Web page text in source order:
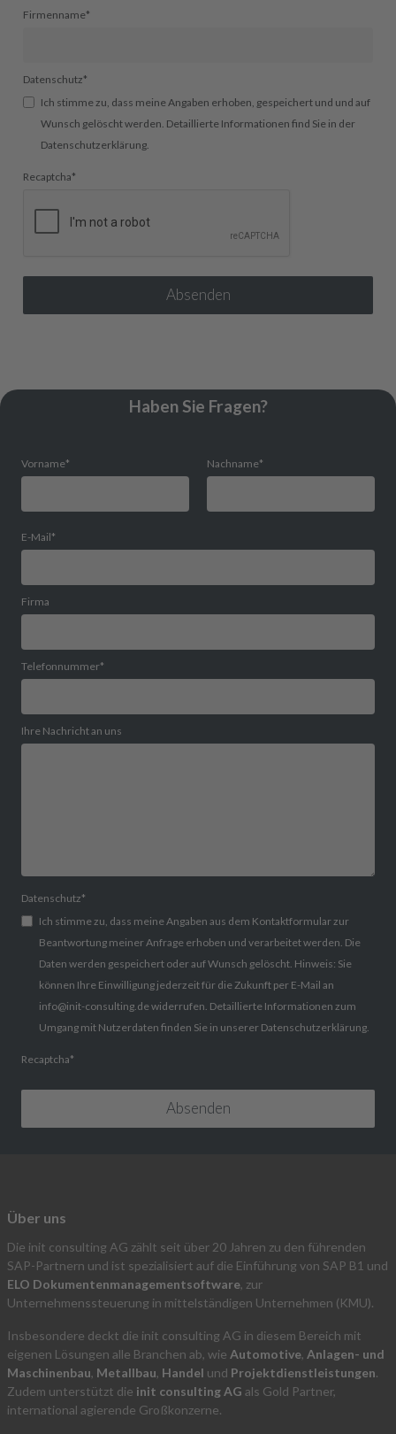
Firmenname*
Datenschutz*
Ich stimme zu, dass meine Angaben erhoben, gespeichert und und auf
Wunsch gelöscht werden. Detaillierte Informationen find Sie in der
Datenschutzerklärung.
Recaptcha*
Haben Sie Fragen?
Vorname* Nachname*
E-Mail*
Firma
Telefonnummer*
Ihre Nachricht an uns
Datenschutz*
Ich stimme zu, dass meine Angaben aus dem Kontaktformular zur
Beantwortung meiner Anfrage erhoben und verarbeitet werden. Die
Daten werden gespeichert oder auf Wunsch gelöscht. Hinweis: Sie
können Ihre Einwilligung jederzeit für die Zukunft per E-Mail an
info@init-consulting.de widerrufen. Detaillierte Informationen zum
Umgang mit Nutzerdaten finden Sie in unserer Datenschutzerklärung.
Recaptcha*
Über uns
Die init consulting AG zählt seit über 20 Jahren zu den führenden
SAP-Partnern und ist spezialisiert auf die Einführung von SAP B1 und
ELO Dokumentenmanagementsoftware, zur
Unternehmenssteuerung in mittelständigen Unternehmen (KMU).
Insbesondere deckt die init consulting AG in diesem Bereich mit
eigenen Lösungen alle Branchen ab, wie Automotive, Anlagen- und
Maschinenbau, Metallbau, Handel und Projektdienstleistungen.
Zudem unterstützt die init consulting AG als Gold Partner,
international agierende Großkonzerne.